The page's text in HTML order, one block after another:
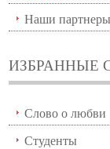
Наши партнеры
ИЗБРАННЫЕ
Слово о любви
Студенты